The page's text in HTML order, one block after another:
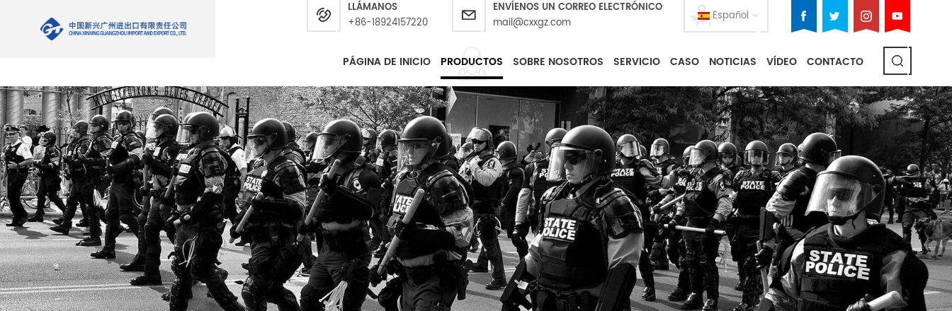
Español
LLÁMANOS
+86-18924157220
ENVÍENOS UN CORREO ELECTRÓNICO
mail@cxxgz.com
PÁGINA DE INICIO PRODUCTOS SOBRE NOSOTROS SERVICIO CASO NOTICIAS VÍDEO CONTACTO